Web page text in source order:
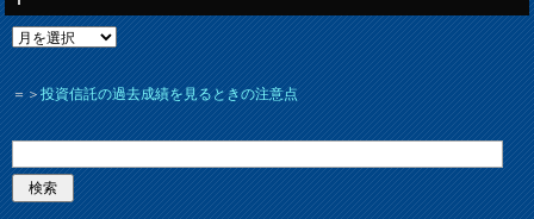
＝＞投資信託の過去成績を見るときの注意点